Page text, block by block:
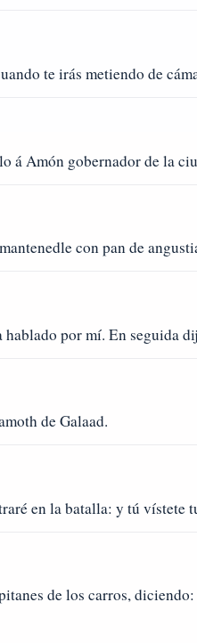
te irás metiendo de
á Amón gobernador de la
con pan de
por mí. En seguida
de Galaad.
en la batalla: y tú
de los carros,